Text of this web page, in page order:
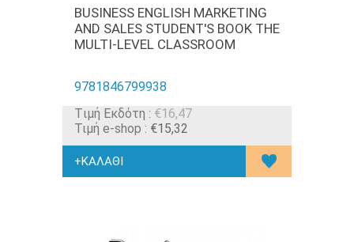
BUSINESS ENGLISH MARKETING
AND SALES STUDENT'S BOOK THE
MULTI-LEVEL CLASSROOM
9781846799938
Tιμή Εκδότη : €16,47
Τιμή e-shop : €15,32